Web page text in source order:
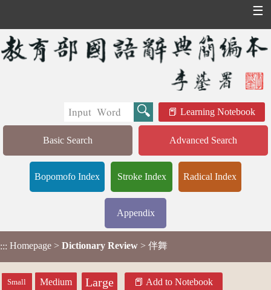
☰
Learning Notebook
Basic Search Advanced Search
Bopomofo Index Stroke Index Radical Index
Appendix
::: Homepage > Dictionary Review > 伴舞
Small Medium Large Add to Notebook